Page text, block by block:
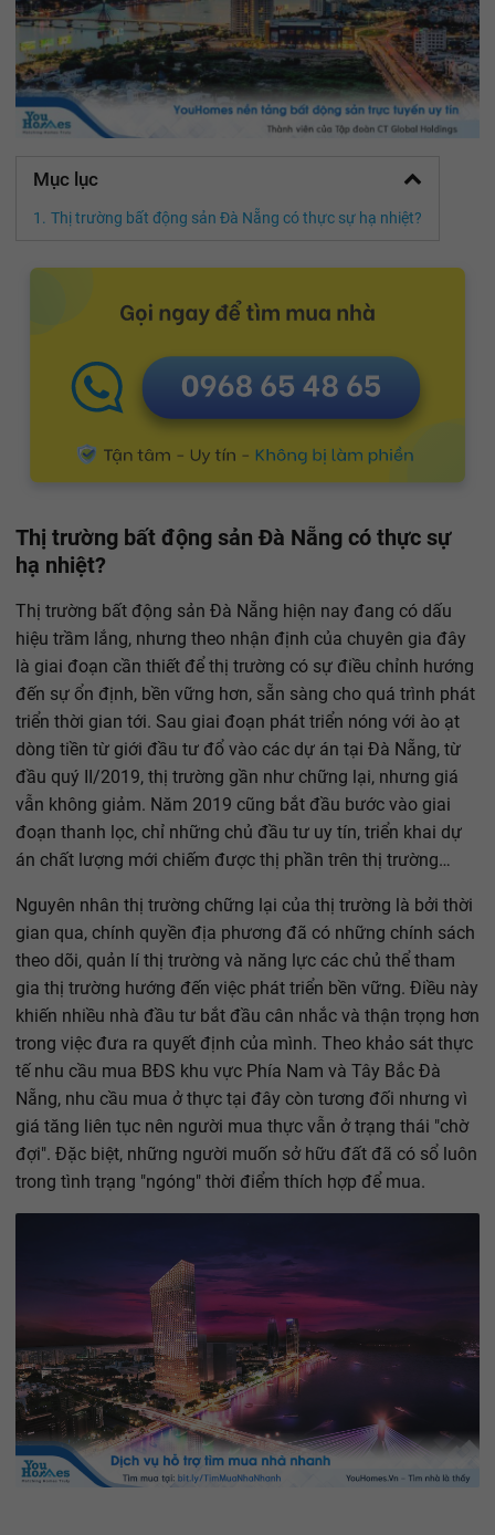
Mục lục
Thị trường bất động sản Đà Nẵng có thực sự hạ nhiệt?
Thị trường bất động sản Đà Nẵng có thực sự
hạ nhiệt?
Thị trường bất động sản Đà Nẵng hiện nay đang có dấu
hiệu trầm lắng, nhưng theo nhận định của chuyên gia đây
là giai đoạn cần thiết để thị trường có sự điều chỉnh hướng
đến sự ổn định, bền vững hơn, sẵn sàng cho quá trình phát
triển thời gian tới. Sau giai đoạn phát triển nóng với ào ạt
dòng tiền từ giới đầu tư đổ vào các dự án tại Đà Nẵng, từ
đầu quý II/2019, thị trường gần như chững lại, nhưng giá
vẫn không giảm. Năm 2019 cũng bắt đầu bước vào giai
đoạn thanh lọc, chỉ những chủ đầu tư uy tín, triển khai dự
án chất lượng mới chiếm được thị phần trên thị trường…
Nguyên nhân thị trường chững lại của thị trường là bởi thời
gian qua, chính quyền địa phương đã có những chính sách
theo dõi, quản lí thị trường và năng lực các chủ thể tham
gia thị trường hướng đến việc phát triển bền vững. Điều này
khiến nhiều nhà đầu tư bắt đầu cân nhắc và thận trọng hơn
trong việc đưa ra quyết định của mình. Theo khảo sát thực
tế nhu cầu mua BĐS khu vực Phía Nam và Tây Bắc Đà
Nẵng, nhu cầu mua ở thực tại đây còn tương đối nhưng vì
giá tăng liên tục nên người mua thực vẫn ở trạng thái "chờ
đợi". Đặc biệt, những người muốn sở hữu đất đã có sổ luôn
trong tình trạng "ngóng" thời điểm thích hợp để mua.